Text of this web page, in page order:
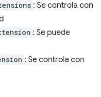
: Se controla con
: Se puede
: Se controla con